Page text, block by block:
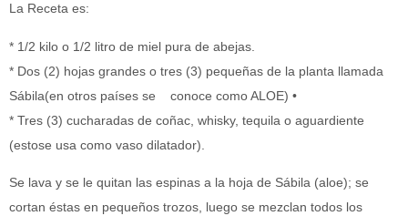
La Receta es:
* 1/2 kilo o 1/2 litro de miel pura de abejas.
* Dos (2) hojas grandes o tres (3) pequeñas de la planta llamada
Sábila(en otros países se conoce como ALOE) •
* Tres (3) cucharadas de coñac, whisky, tequila o aguardiente
(estose usa como vaso dilatador).
Se lava y se le quitan las espinas a la hoja de Sábila (aloe); se
cortan éstas en pequeños trozos, luego se mezclan todos los